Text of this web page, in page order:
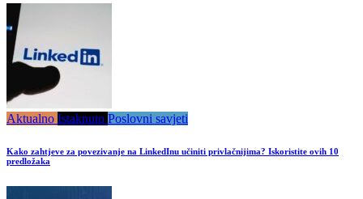
Aktualno Istaknuto Poslovni savjeti
Kako zahtjeve za povezivanje na LinkedInu učiniti privlačnijima? Iskoristite ovih 10
predložaka